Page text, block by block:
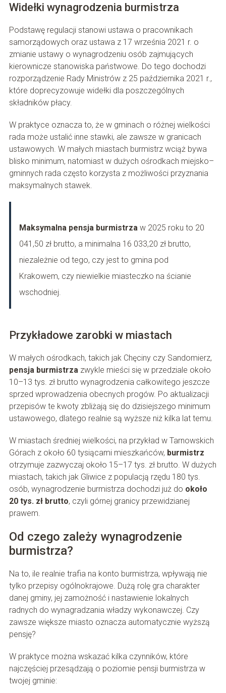
Widełki wynagrodzenia burmistrza
Podstawę regulacji stanowi ustawa o pracownikach
samorządowych oraz ustawa z 17 września 2021 r. o
zmianie ustawy o wynagrodzeniu osób zajmujących
kierownicze stanowiska państwowe. Do tego dochodzi
rozporządzenie Rady Ministrów z 25 października 2021 r.,
które doprecyzowuje widełki dla poszczególnych
składników płacy.
W praktyce oznacza to, że w gminach o różnej wielkości
rada może ustalić inne stawki, ale zawsze w granicach
ustawowych. W małych miastach burmistrz wciąż bywa
blisko minimum, natomiast w dużych ośrodkach miejsko–
gminnych rada często korzysta z możliwości przyznania
maksymalnych stawek.
Maksymalna pensja burmistrzaw 2025 roku to 20
041,50 zł brutto, a minimalna 16 033,20 zł brutto,
niezależnie od tego, czy jest to gmina pod
Krakowem, czy niewielkie miasteczko na ścianie
wschodniej.
Przykładowe zarobki w miastach
W małych ośrodkach, takich jak Chęciny czy Sandomierz,
pensja burmistrzazwykle mieści się w przedziale około
10–13 tys. zł brutto wynagrodzenia całkowitego jeszcze
sprzed wprowadzenia obecnych progów. Po aktualizacji
przepisów te kwoty zbliżają się do dzisiejszego minimum
ustawowego, dlatego realnie są wyższe niż kilka lat temu.
W miastach średniej wielkości, na przykład w Tarnowskich
Górach z około 60 tysiącami mieszkańców, burmistrz
otrzymuje zazwyczaj około 15–17 tys. zł brutto. W dużych
miastach, takich jak Gliwice z populacją rzędu 180 tys.
osób, wynagrodzenie burmistrza dochodzi już do około
20 tys. zł brutto, czyli górnej granicy przewidzianej
prawem.
Od czego zależy wynagrodzenie
burmistrza?
Na to, ile realnie trafia na konto burmistrza, wpływają nie
tylko przepisy ogólnokrajowe. Dużą rolę gra charakter
danej gminy, jej zamożność i nastawienie lokalnych
radnych do wynagradzania władzy wykonawczej. Czy
zawsze większe miasto oznacza automatycznie wyższą
pensję?
W praktyce można wskazać kilka czynników, które
najczęściej przesądzają o poziomie pensji burmistrza w
twojej gminie: